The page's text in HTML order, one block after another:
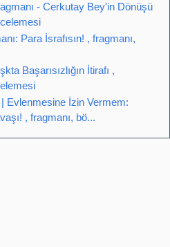
- Cerkutay Bey'in Dönüşü
Para İsrafısın! , fragmanı,
Başarısızlığın İtirafı ,
| Evlenmesine İzin Vermem:
, fragmanı, bö...